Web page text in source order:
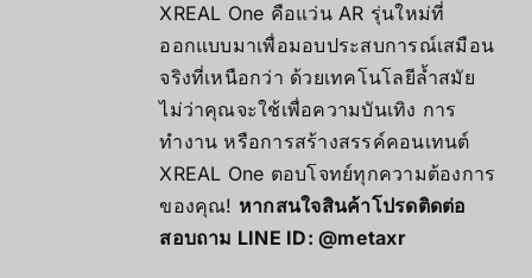
XREAL One คือแว่น AR รุ่นใหม่ที่
ออกแบบมาเพื่อมอบประสบการณ์เสมือน
จริงที่เหนือกว่า ด้วยเทคโนโลยีล้ำสมัย
ไม่ว่าคุณจะใช้เพื่อความบันเทิง การ
ทำงาน หรือการสร้างสรรค์คอนเทนต์
XREAL One ตอบโจทย์ทุกความต้องการ
ของคุณ! หากสนใจสินค้าโปรดติดต่อ
สอบถาม LINE ID:@metaxr